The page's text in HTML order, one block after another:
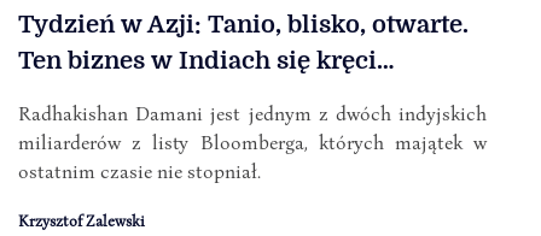
Tydzień w Azji: Tanio, blisko, otwarte.
Ten biznes w Indiach się kręci…
Radhakishan Damani jest jednym z dwóch indyjskich
miliarderów z listy Bloomberga, których majątek w
ostatnim czasie nie stopniał.
Krzysztof Zalewski